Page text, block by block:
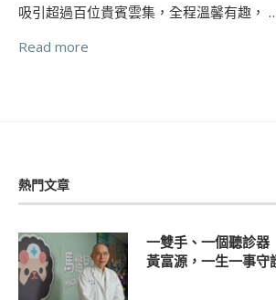
吸引超過百位貴賓雲集，全程溫馨有趣，
Read more
熱門文章
一雙手、一個聽診器
黃富源，一生一事守